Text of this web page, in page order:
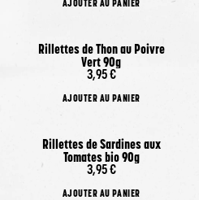
AJOUTER AU PANIER
Rillettes de Thon au Poivre
Vert 90g
3,95 €
AJOUTER AU PANIER
Rillettes de Sardines aux
Tomates bio 90g
3,95 €
AJOUTER AU PANIER